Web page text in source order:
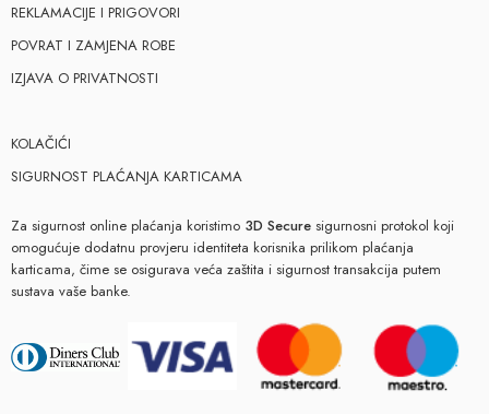
REKLAMACIJE I PRIGOVORI
POVRAT I ZAMJENA ROBE
IZJAVA O PRIVATNOSTI
KOLAČIĆI
SIGURNOST PLAĆANJA KARTICAMA
Za sigurnost online plaćanja koristimo 3D Secure sigurnosni protokol koji
omogućuje dodatnu provjeru identiteta korisnika prilikom plaćanja
karticama, čime se osigurava veća zaštita i sigurnost transakcija putem
sustava vaše banke.